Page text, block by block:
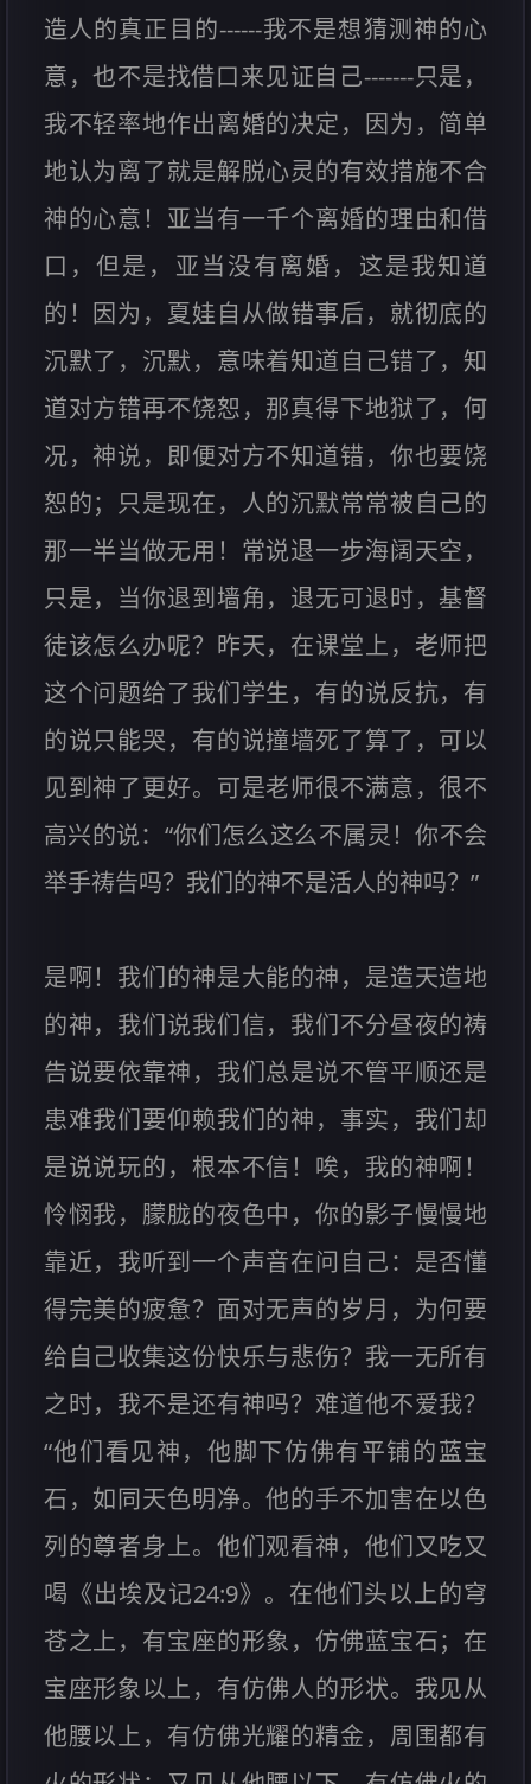
造人的真正目的------我不是想猜测神的心
意，也不是找借口来见证自己-------只是，
我不轻率地作出离婚的决定，因为，简单
地认为离了就是解脱心灵的有效措施不合
神的心意！亚当有一千个离婚的理由和借
口，但是，亚当没有离婚，这是我知道
的！因为，夏娃自从做错事后，就彻底的
沉默了，沉默，意味着知道自己错了，知
道对方错再不饶恕，那真得下地狱了，何
况，神说，即便对方不知道错，你也要饶
恕的；只是现在，人的沉默常常被自己的
那一半当做无用！常说退一步海阔天空，
只是，当你退到墙角，退无可退时，基督
徒该怎么办呢？昨天，在课堂上，老师把
这个问题给了我们学生，有的说反抗，有
的说只能哭，有的说撞墙死了算了，可以
见到神了更好。可是老师很不满意，很不
高兴的说：“你们怎么这么不属灵！你不会
举手祷告吗？我们的神不是活人的神吗？”
是啊！我们的神是大能的神，是造天造地
的神，我们说我们信，我们不分昼夜的祷
告说要依靠神，我们总是说不管平顺还是
患难我们要仰赖我们的神，事实，我们却
是说说玩的，根本不信！唉，我的神啊！
怜悯我，朦胧的夜色中，你的影子慢慢地
靠近，我听到一个声音在问自己：是否懂
得完美的疲惫？面对无声的岁月，为何要
给自己收集这份快乐与悲伤？我一无所有
之时，我不是还有神吗？难道他不爱我？
“他们看见神，他脚下仿佛有平铺的蓝宝
石，如同天色明净。他的手不加害在以色
列的尊者身上。他们观看神，他们又吃又
喝《出埃及记24:9》。在他们头以上的穹
苍之上，有宝座的形象，仿佛蓝宝石；在
宝座形象以上，有仿佛人的形状。我见从
他腰以上，有仿佛光耀的精金，周围都有